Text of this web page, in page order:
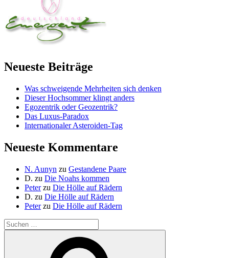
Neueste Beiträge
Was schweigende Mehrheiten sich denken
Dieser Hochsommer klingt anders
Egozentrik oder Geozentrik?
Das Luxus-Paradox
Internationaler Asteroiden-Tag
Neueste Kommentare
N. Aunyn zu Gestandene Paare
D. zu Die Noahs kommen
Peterzu Die Hölle auf Rädern
D. zu Die Hölle auf Rädern
Peterzu Die Hölle auf Rädern
Suche
nach: